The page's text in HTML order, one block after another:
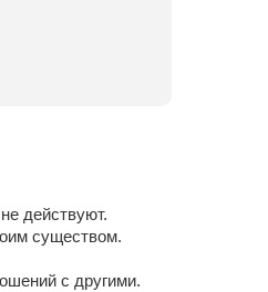
действуют.
существом.
с другими.